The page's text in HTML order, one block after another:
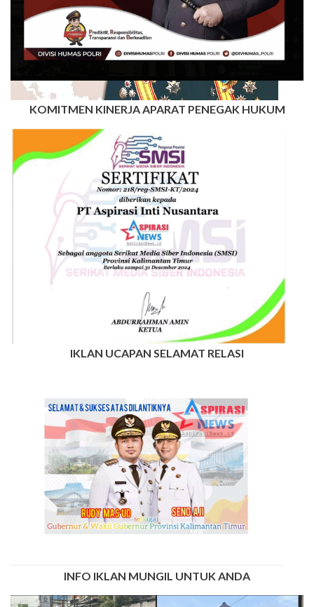
KOMITMEN KINERJA APARAT PENEGAK HUKUM
IKLAN UCAPAN SELAMAT RELASI
INFO IKLAN MUNGIL UNTUK ANDA